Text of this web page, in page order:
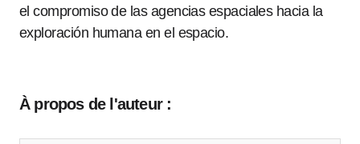
el compromiso de las agencias espaciales hacia la
exploración humana en el espacio.
À propos de l'auteur :